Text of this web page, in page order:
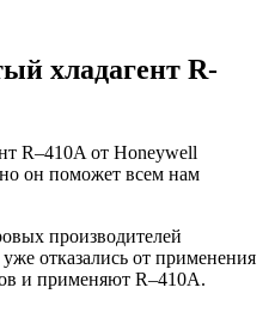
хладагент R-
R–410A от Honeywell
он поможет всем нам
производителей
отказались от применения
и применяют R–410A.